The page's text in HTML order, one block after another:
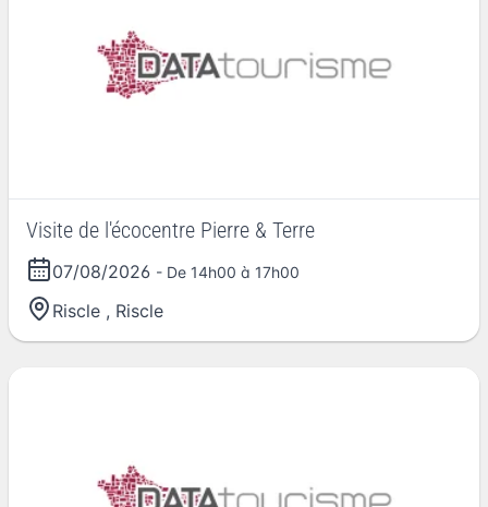
Visite de l'écocentre Pierre & Terre
07/08/2026 - De 14h00 à 17h00
Riscle , Riscle